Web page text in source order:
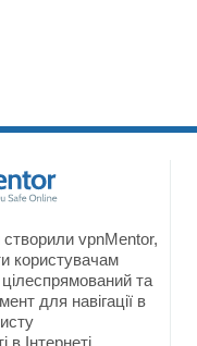
vpnMentor,
користувачам
та
для навігації в
в Інтернеті.